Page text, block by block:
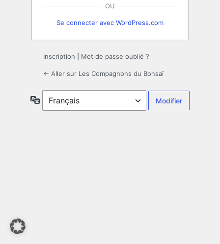
OU
Se connecter avec WordPress.com
Inscription Mot de passe oublié ?
← Aller sur Les Compagnons du Bonsaï
Langue